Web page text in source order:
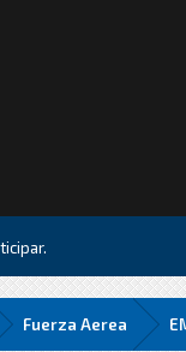
Fuerza Aerea